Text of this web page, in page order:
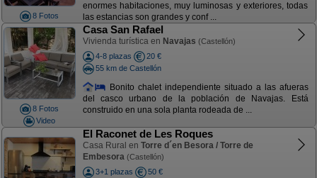
8 Fotos
enormes habitaciones, muy luminosas y exteriores, todas
las estancias son grandes y conf ...
8 Fotos
Video
Casa San Rafael
Vivienda turística en Navajas (Castellón)
4-8 plazas
20 €
55 km de Castellón
Bonito chalet independiente situado a las afueras
del casco urbano de la población de Navajas. Está
construido en una sola planta rodeada de ...
El Raconet de Les Roques
Casa Rural en Torre d´en Besora / Torre de
Embesora (Castellón)
3+1 plazas
50 €